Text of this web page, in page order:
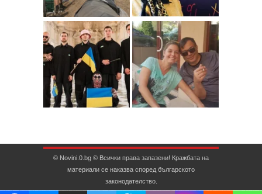
© Novini.0.bg © Всички права запазени! Кражбата на
материали се наказва според българското
законодателство.